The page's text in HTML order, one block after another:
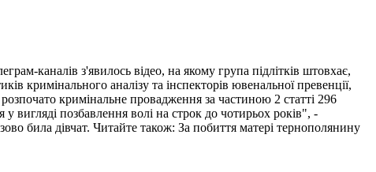
каналів з'явилось відео, на якому група підлітків штовхає,
кримінального аналізу та інспекторів ювенальної превенції,
кримінальне провадження за частиною 2 статті 296
у вигляді позбавлення волі на строк до чотирьох років", -
била дівчат. Читайте також: За побиття матері тернополянину